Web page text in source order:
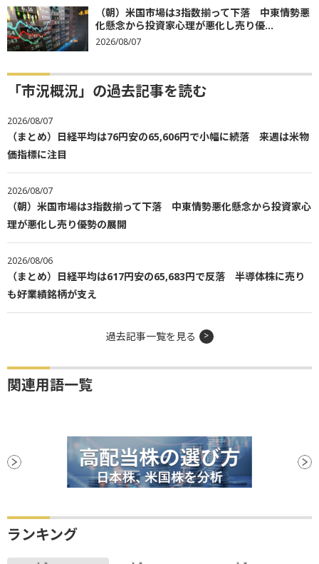
（朝）米国市場は3指数揃って下落 中東情勢悪
化懸念から投資家心理が悪化し売り優...
2026/08/07
「市況概況」の過去記事を読む
2026/08/07
（まとめ）日経平均は76円安の65,606円で小幅に続落 来週は米物
価指標に注目
2026/08/07
（朝）米国市場は3指数揃って下落 中東情勢悪化懸念から投資家心
理が悪化し売り優勢の展開
2026/08/06
（まとめ）日経平均は617円安の65,683円で反落 半導体株に売り
も好業績銘柄が支え
過去記事一覧を見る
関連用語一覧
ランキング